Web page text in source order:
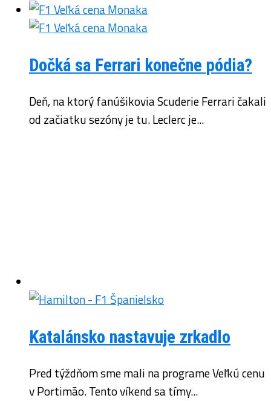
Dočká sa Ferrari konečne pódia?
Deň, na ktorý fanúšikovia Scuderie Ferrari čakali
od začiatku sezóny je tu. Leclerc je...
Katalánsko nastavuje zrkadlo
Pred týždňom sme mali na programe Veľkú cenu
v Portimão. Tento víkend sa tímy...